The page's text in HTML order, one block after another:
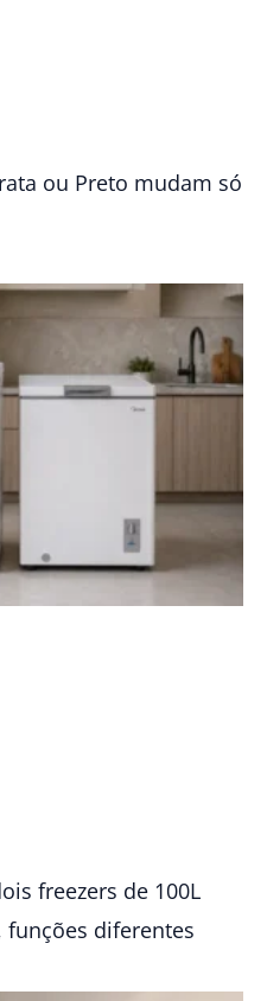
ou Preto mudam só
freezers de 100L
diferentes